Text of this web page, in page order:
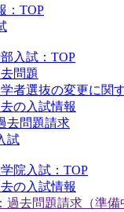
：TOP
入試：TOP
問題
学者選抜の変更に関
の入試情報
去問題請求
試
院入試：TOP
の入試情報
過去問題請求（準備